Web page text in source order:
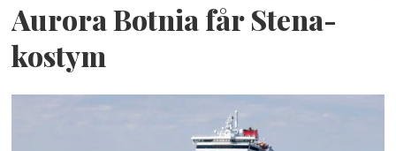
Aurora Botnia får Stena-
kostym